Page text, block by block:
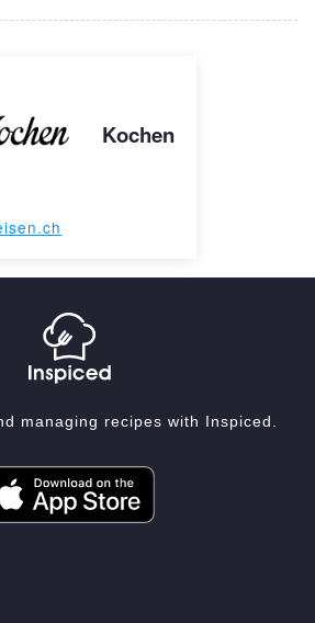
Kochen
managing recipes with Inspiced.